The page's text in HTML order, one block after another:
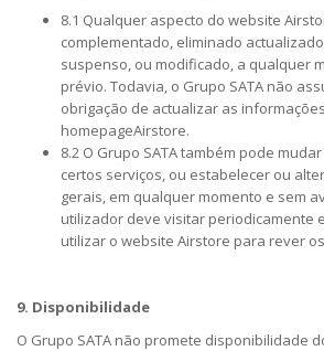
8.1 Qualquer aspecto do website
complementado, eliminado
suspenso, ou modificado, a qualquer
prévio. Todavia, o Grupo SATA não
obrigação de actualizar as
homepageAirstore.
8.2 O Grupo SATA também pode
certos serviços, ou estabelecer ou
gerais, em qualquer momento e sem
utilizador deve visitar periodicamente
utilizar o website Airstore para rever
9. Disponibilidade
O Grupo SATA não promete disponibilidade